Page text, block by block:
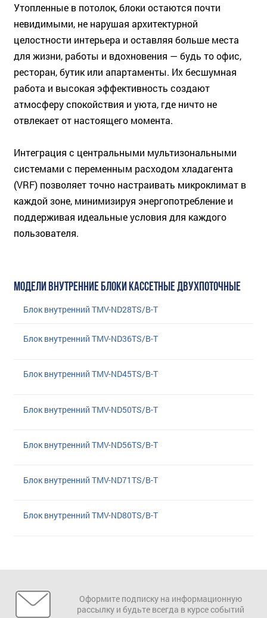
Утопленные в потолок, блоки остаются почти
невидимыми, не нарушая архитектурной
целостности интерьера и оставляя больше места
для жизни, работы и вдохновения — будь то офис,
ресторан, бутик или апартаменты. Их бесшумная
работа и высокая эффективность создают
атмосферу спокойствия и уюта, где ничто не
отвлекает от настоящего момента.
Интеграция с центральными мультизональными
системами с переменным расходом хладагента
(VRF) позволяет точно настраивать микроклимат в
каждой зоне, минимизируя энергопотребление и
поддерживая идеальные условия для каждого
пользователя.
МОДЕЛИ ВНУТРЕННИЕ БЛОКИ КАССЕТНЫЕ ДВУХПОТОЧНЫЕ
Блок внутренний TMV-ND28TS/B-T
Блок внутренний TMV-ND36TS/B-T
Блок внутренний TMV-ND45TS/B-T
Блок внутренний TMV-ND50TS/B-T
Блок внутренний TMV-ND56TS/B-T
Блок внутренний TMV-ND71TS/B-T
Блок внутренний TMV-ND80TS/B-T
Оформите подписку на информационную
рассылку и будьте всегда в курсе событий